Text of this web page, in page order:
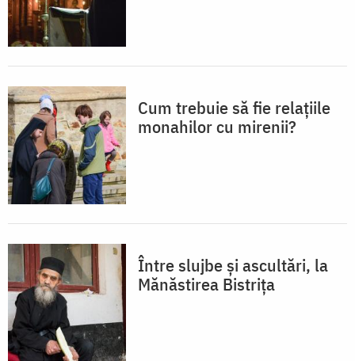
Cum trebuie să fie relațiile
monahilor cu mirenii?
Între slujbe și ascultări, la
Mănăstirea Bistrița